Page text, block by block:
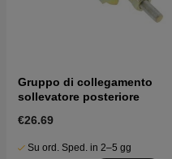
Gruppo di collegamento
sollevatore posteriore
€26.69
Su ord. Sped. in 2–5 gg